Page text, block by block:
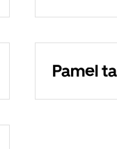
Pamel